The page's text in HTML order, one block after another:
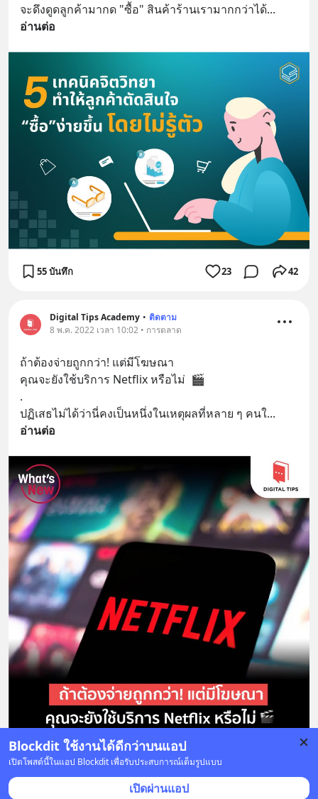
Blockdit ใช้งานได้ดีกว่าบนแอป
เปิดโพสต์นี้ในแอป Blockdit เพื่อรับประสบการณ์เต็มรูปแบบ
เปิดผ่านแอป
จะดึงดูดลูกค้ามากด "ซื้อ" สินค้าร้านเรามากกว่าได้
อ่านต่อ
55 บันทึก 23 42
Digital Tips Academy • ติดตาม
8 พ.ค. 2022 เวลา 10:02 • การตลาด
ถ้าต้องจ่ายถูกกว่า! แต่มีโฆษณา
คุณจะยังใช้บริการ Netflix หรือไม่  🎬
.
ปฏิเสธไม่ได้ว่านี่คงเป็นหนึ่งในเหตุผลที่หลาย ๆ คนใ
อ่านต่อ
1 บันทึก 1 1